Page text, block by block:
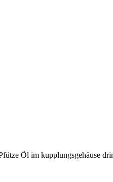
Öl im kupplungsgehäuse